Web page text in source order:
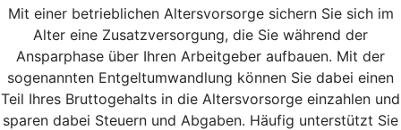
Mit einer betrieblichen Altersvorsorge sichern Sie sich im
Alter eine Zusatzversorgung, die Sie während der
Ansparphase über Ihren Arbeitgeber aufbauen. Mit der
sogenannten Entgeltumwandlung können Sie dabei einen
Teil Ihres Bruttogehalts in die Altersvorsorge einzahlen und
sparen dabei Steuern und Abgaben. Häufig unterstützt Sie